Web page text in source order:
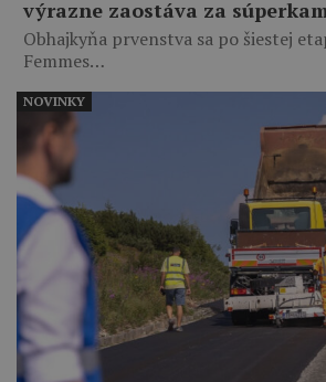
výrazne zaostáva za
Obhajkyňa prvenstva sa po šiestej
Femmes…
NOVINKY